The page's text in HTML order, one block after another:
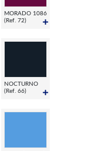
MORADO 1086
(Ref. 72)
NOCTURNO
(Ref. 66)